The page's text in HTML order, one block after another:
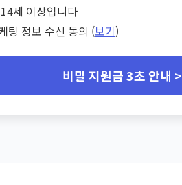
세 이상입니다
팅 정보 수신 동의 (보기)
비밀 지원금 3초 안내 >